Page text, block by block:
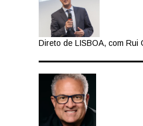
Direto de LISBOA, com Rui